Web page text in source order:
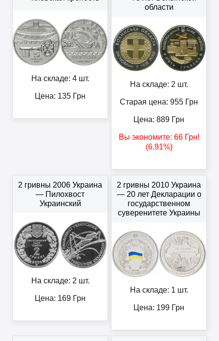
На складе: 4 шт.
Цена: 135 Грн
области
На складе: 2 шт.
Старая цена: 955 Грн
Цена: 889 Грн
Вы экономите: 66Грн!
(6.91%)
2 гривны 2006 Украина
— Пилохвост
Украинский
На складе: 2 шт.
Цена: 169 Грн
2 гривны 2010 Украина
— 20 лет Декларации о
государственном
суверенитете Украины
На складе: 1 шт.
Цена: 199 Грн